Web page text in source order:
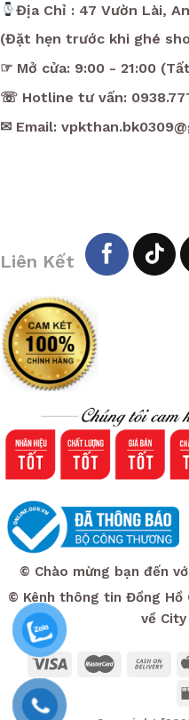
Địa Chỉ : 47 Vườn Lài,
(Đặt hẹn trước khi ghé
☞ Mở cửa: 9:00 - 21:00
☏ Hotline tư vấn:
✉ Email:
Liên Kết
© Chào mừng bạn đến
© Kênh thông tin Đồng Hồ
về